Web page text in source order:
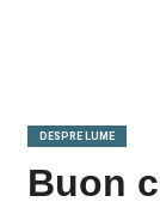
DESPRE LUME
Buon